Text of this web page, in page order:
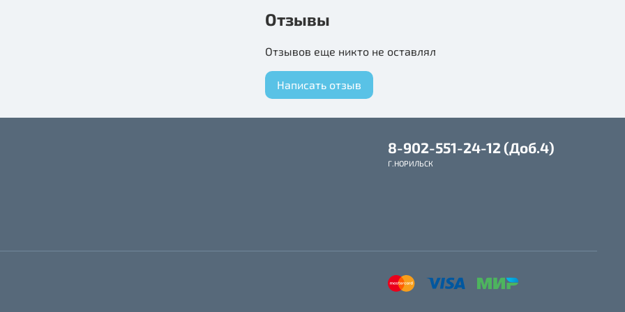
Отзывы
Отзывов еще никто не оставлял
Написать отзыв
8-902-551-24-12 (Доб.4)
Г.НОРИЛЬСК